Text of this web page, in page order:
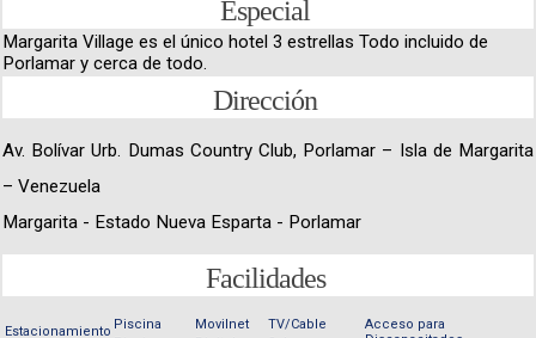
Especial
Margarita Village es el único hotel 3 estrellas Todo incluido de
Porlamar y cerca de todo.
Dirección
Av. Bolívar Urb. Dumas Country Club, Porlamar – Isla de Margarita
– Venezuela
Margarita - Estado Nueva Esparta - Porlamar
Facilidades
Estacionamiento Piscina
Movilnet
TV/Cable
Acceso para